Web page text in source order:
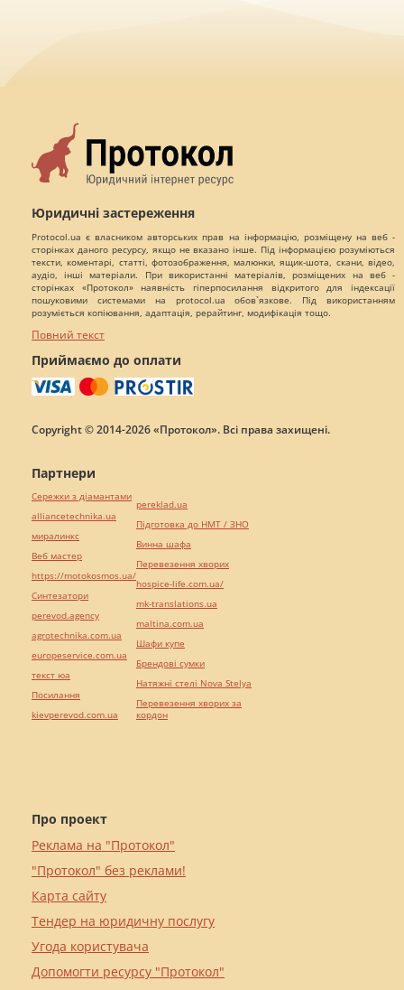
Юридичні застереження
Protocol.ua є власником авторських прав на інформацію, розміщену на веб -
сторінках даного ресурсу, якщо не вказано інше. Під інформацією розуміються
тексти, коментарі, статті, фотозображення, малюнки, ящик-шота, скани, відео,
аудіо, інші матеріали. При використанні матеріалів, розміщених на веб -
сторінках «Протокол» наявність гіперпосилання відкритого для індексації
пошуковими системами на protocol.ua обов`язкове. Під використанням
розуміється копіювання, адаптація, рерайтинг, модифікація тощо.
Повний текст
Приймаємо до оплати
Copyright © 2014-2026 «Протокол». Всі права захищені.
Про проект
Реклама на "Протокол"
"Протокол" без реклами!
Карта сайту
Тендер на юридичну послугу
Угода користувача
Допомогти ресурсу "Протокол"
Партнери
Сережки з діамантами
alliancetechnika.ua
миралинкс
Веб мастер
https://motokosmos.ua/
Синтезатори
perevod.agency
agrotechnika.com.ua
europeservice.com.ua
текст юа
Посилання
kievperevod.com.ua
pereklad.ua
Підготовка до НМТ / ЗНО
Винна шафа
Перевезення хворих
hospice-life.com.ua/
mk-translations.ua
maltina.com.ua
Шафи купе
Брендові сумки
Натяжні стелі Nova Stelya
Перевезення хворих за
кордон